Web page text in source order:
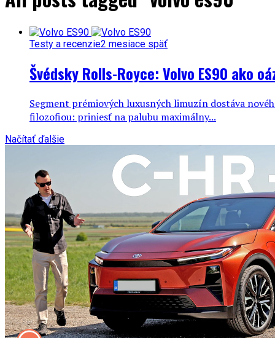
Testy a recenzie2 mesiace späť
Švédsky Rolls-Royce: Volvo ES90 ako
Segment prémiových luxusných limuzín dostáva
filozofiou: priniesť na palubu maximálny...
Načítať ďalšie